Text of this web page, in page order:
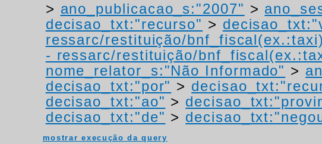
> ano_publicacao_s:"2007" >
decisao_txt:"recurso" >
ressarc/restituição/
- ressarc/restituição/
nome_relator_s:"Não Informado" >
decisao_txt:"por" >
decisao_txt:"ao" >
decisao_txt:"de" >
mostrar execução da query